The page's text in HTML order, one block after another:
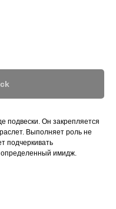
подвески. Он закрепляется
Выполняет роль не
подчеркивать
определенный имидж.